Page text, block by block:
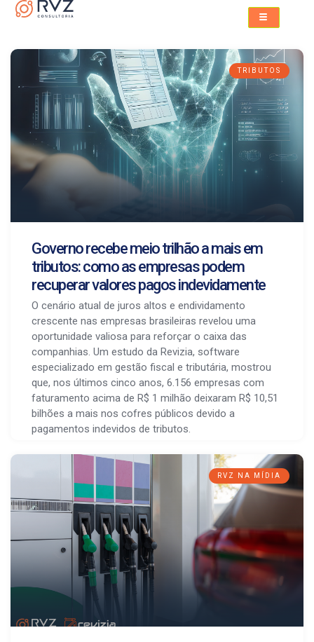
TRIBUTOS
Governo recebe meio trilhão a mais em
tributos: como as empresas podem
recuperar valores pagos indevidamente
O cenário atual de juros altos e endividamento
crescente nas empresas brasileiras revelou uma
oportunidade valiosa para reforçar o caixa das
companhias. Um estudo da Revizia, software
especializado em gestão fiscal e tributária, mostrou
que, nos últimos cinco anos, 6.156 empresas com
faturamento acima de R$ 1 milhão deixaram R$ 10,51
bilhões a mais nos cofres públicos devido a
pagamentos indevidos de tributos.
RVZ NA MÍDIA